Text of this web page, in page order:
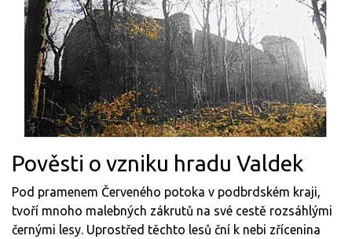
Pověsti o vzniku hradu Valdek
Pod pramenem Červeného potoka v podbrdském kraji,
tvoří mnoho malebných zákrutů na své cestě rozsáhlými
černými lesy. Uprostřed těchto lesů ční k nebi zřícenina